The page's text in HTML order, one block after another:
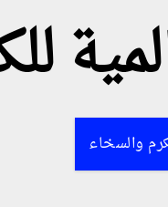
والسخاء